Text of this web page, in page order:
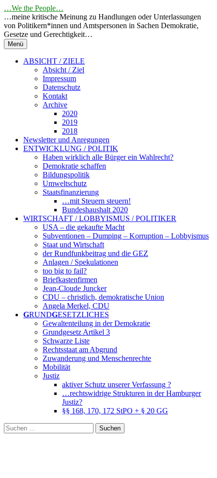
Springe
zum
Inhalt
…We the People…
…meine kritische Meinung zu Handlungen oder Unterlassungen
von Politikern*innen und Amtspersonen in Sachen Demokratie,
Gesetze und Gerechtigkeit…
Menü
ABSICHT / ZIELE
Absicht / Ziel
Impressum
Datenschutz
Kontakt
Archive
2020
2019
2018
Newsletter und Anregungen
ENTWICKLUNG / POLITIK
Haben wirklich alle Bürger ein Wahlrecht?
Demokratie schaffen
Bildungspolitik
Umweltschutz
Staatsfinanzierung
…mit Steuern steuern!
Bundeshaushalt 2020
WIRTSCHAFT / LOBBYISMUS / POLITIKER
USA – die gekaufte Macht
Subventionen – Dumping – Korruption – Lobbyismus
Staat und Wirtschaft
der Rundfunkbeitrag und die GEZ
Anlagen / Spekulationen
too big to fail?
Briefkastenfirmen
Jean-Cloude Juncker
CDU – christlich, demokratische Union
Angela Merkel, CDU
GRUNDGESETZLICHES
Gewaltenteilung in der Demokratie
Grundgesetz Artikel 3
Schwarze Liste
Rechtsstaat am Abgrund
Zuwanderung und Menschenrechte
Mobilität
Justiz
aktiver Schutz unserer Verfassung ?
…rechtswidrige Strukturen in der Hamburger
Justiz?
§§ 168, 170, 172 StPO + § 20 GG
Suchen
nach: